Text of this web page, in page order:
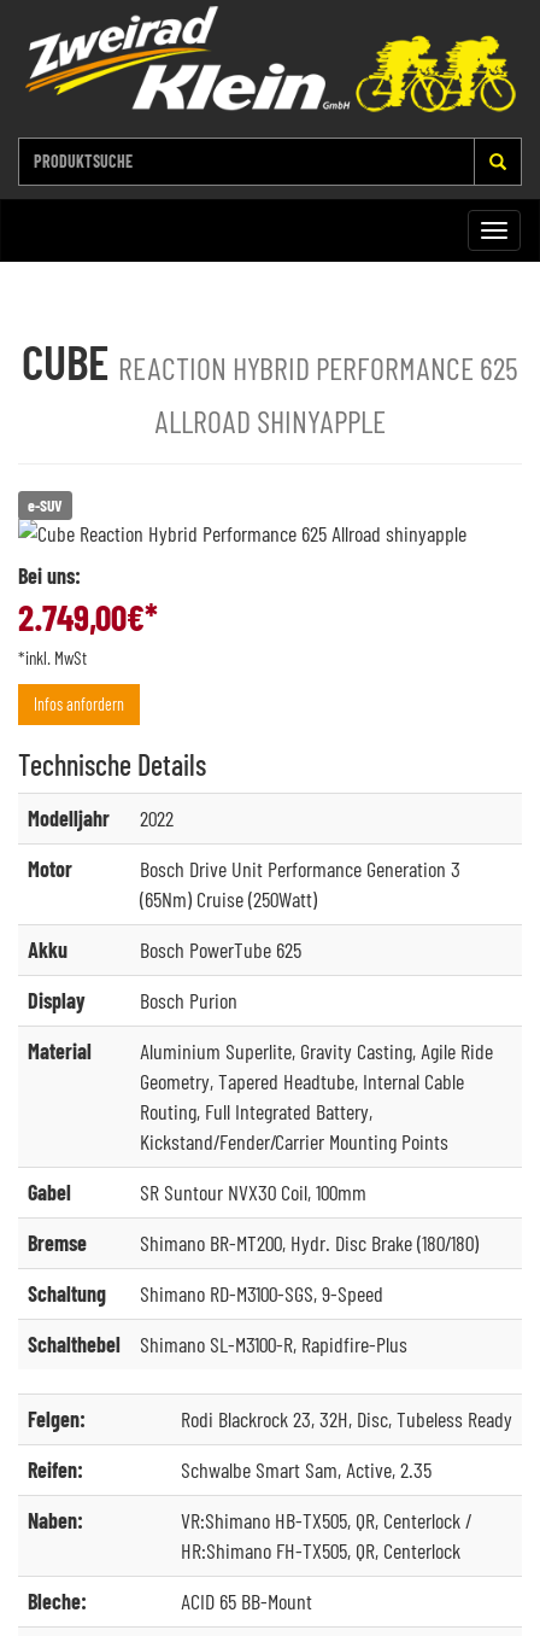
Toggle
CUBE REACTION HYBRID PERFORMANCE 625
ALLROAD SHINYAPPLE
e-SUV
Bei uns:
2.749,00€*
*inkl. MwSt
Infos anfordern
Technische Details
Modelljahr
2022
Motor
Bosch Drive Unit Performance Generation 3
(65Nm) Cruise (250Watt)
Akku
Bosch PowerTube 625
Display
Bosch Purion
Material
Aluminium Superlite, Gravity Casting, Agile Ride
Geometry, Tapered Headtube, Internal Cable
Routing, Full Integrated Battery,
Kickstand/Fender/Carrier Mounting Points
Gabel
SR Suntour NVX30 Coil, 100mm
Bremse
Shimano BR-MT200, Hydr. Disc Brake (180/180)
Schaltung
Shimano RD-M3100-SGS, 9-Speed
Schalthebel
Shimano SL-M3100-R, Rapidfire-Plus
Felgen:
Rodi Blackrock 23, 32H, Disc, Tubeless Ready
Reifen:
Schwalbe Smart Sam, Active, 2.35
Naben:
VR:Shimano HB-TX505, QR, Centerlock /
HR:Shimano FH-TX505, QR, Centerlock
Bleche:
ACID 65 BB-Mount